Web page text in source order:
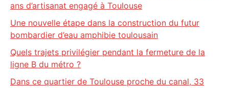
ans d’artisanat engagé à Toulouse
Une nouvelle étape dans la construction du futur
bombardier d’eau amphibie toulousain
Quels trajets privilégier pendant la fermeture de la
ligne B du métro ?
Dans ce quartier de Toulouse proche du canal, 33